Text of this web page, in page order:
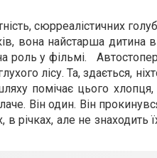
сюрреалістичних
вона найстарша дитина
роль у фільмі.
лісу. Та, здається,
помічає цього
Він один. Він
в річках, але не